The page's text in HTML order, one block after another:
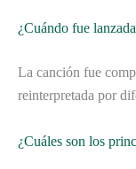
¿Cuándo fue
La canción fue
reinterpretada por
¿Cuáles son los